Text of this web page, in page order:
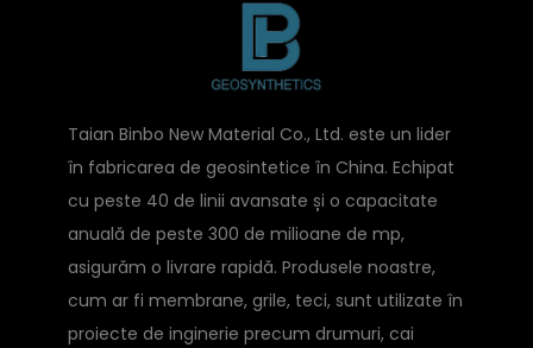
Taian Binbo New Material Co., Ltd. este un lider
în fabricarea de geosintetice în China. Echipat
cu peste 40 de linii avansate și o capacitate
anuală de peste 300 de milioane de mp,
asigurăm o livrare rapidă. Produsele noastre,
cum ar fi membrane, grile, teci, sunt utilizate în
proiecte de inginerie precum drumuri, cai